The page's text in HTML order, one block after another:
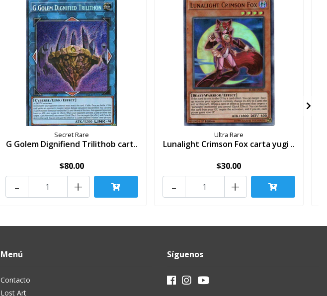
Secret Rare
G Golem Dignifiend Trilithob cart..
$80.00
+
-
Ultra Rare
Lunalight Crimson Fox carta yugi ..
$30.00
+
-
Menú
Contacto
Lost Art
Síguenos